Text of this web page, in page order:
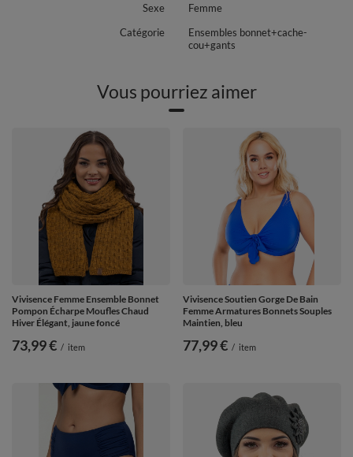
Sexe
Femme
Catégorie
Ensembles bonnet+cache-
cou+gants
Vous pourriez aimer
Vivisence Femme Ensemble Bonnet
Pompon Écharpe Moufles Chaud
Hiver Élégant, jaune foncé
73,99 € / item
Vivisence Soutien Gorge De Bain
Femme Armatures Bonnets Souples
Maintien, bleu
77,99 € / item